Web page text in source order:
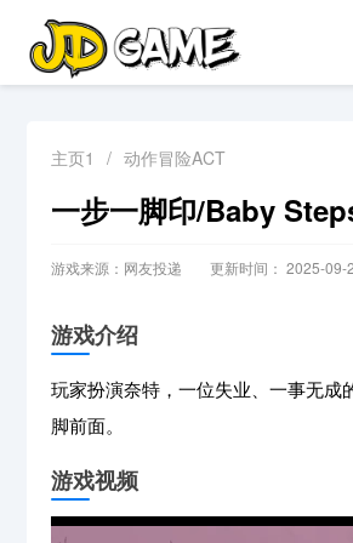
主页1 / 动作冒险ACT
一步一脚印/Baby
游戏来源：网友投递 更新时间： 2025-09-
游戏介绍
玩家扮演奈特，一位失业、一事无
脚前面。
游戏视频